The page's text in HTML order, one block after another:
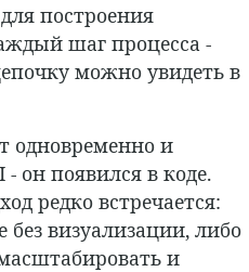
построения
шаг процесса -
можно увидеть в
одновременно и
он появился в коде.
редко встречается:
визуализации, либо
и